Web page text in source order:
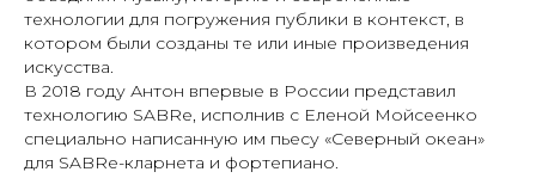
технологии для погружения публики в контекст, в
котором были созданы те или иные произведения
искусства.
В 2018 году Антон впервые в России представил
технологию SABRe, исполнив с Еленой Мойсеенко
специально написанную им пьесу «Северный океан»
для SABRe-кларнета и фортепиано.